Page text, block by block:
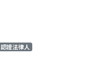
認證法律人